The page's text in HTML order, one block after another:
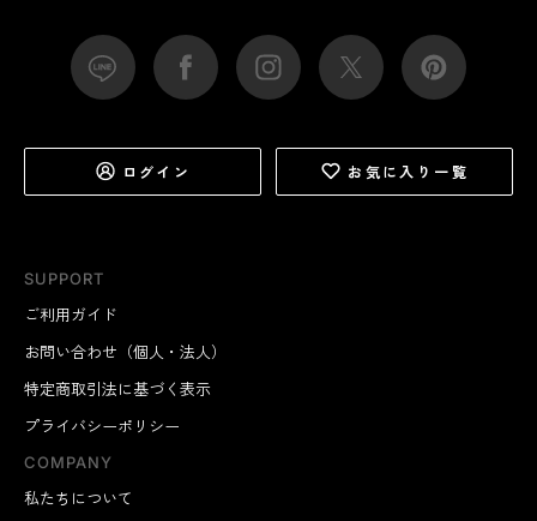
SUPPORT
ご利用ガイド
お問い合わせ（個人・法人）
特定商取引法に基づく表示
プライバシーポリシー
COMPANY
私たちについて
ログイン お気に入り一覧